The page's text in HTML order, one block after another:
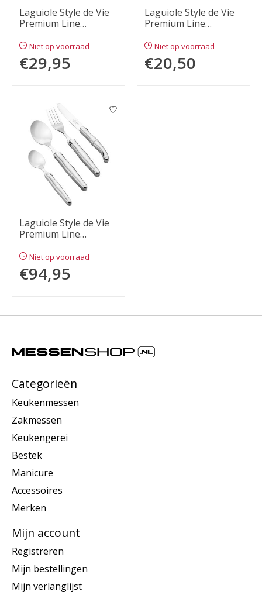
Laguiole Style de Vie
Premium Line
delig, zwart
Niet op voorraad
€29,95
Laguiole Style de Vie
Premium Line
Niet op voorraad
€20,50
Laguiole Style de Vie
Premium Line
rvsNiet op voorraad
€94,95
Categorieën
Keukenmessen
Zakmessen
Keukengerei
Bestek
Manicure
Accessoires
Merken
Mijn account
Registreren
Mijn bestellingen
Mijn verlanglijst